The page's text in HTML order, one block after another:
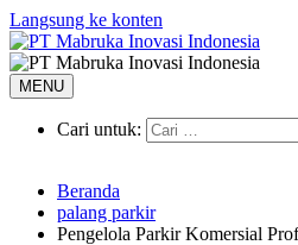
Langsung ke konten
MENU
Cari untuk:
Beranda
palang parkir
Pengelola Parkir Komersial